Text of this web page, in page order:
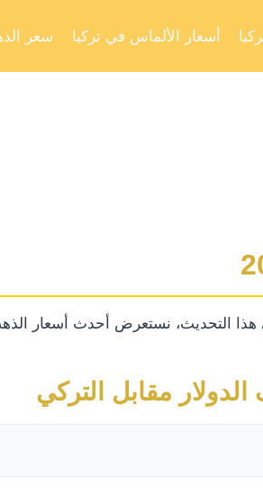
سعر أسعار الألماس في تركيا
التحديث، نستعرض أحدث أسعار
مقابل التركي